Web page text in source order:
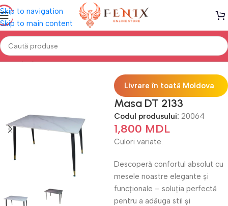
Skip to navigation
Skip to main content
Prima pagină Mobilă BUCĂTĂRIE Mese de bucătărie
Livrare în toată Moldova
Masa DT 2133
Codul produsului: 20064
1,800 MDL
Culori variate.
Descoperă confortul absolut cu
mesele noastre elegante și
funcționale – soluția perfectă
pentru a adăuga stil și